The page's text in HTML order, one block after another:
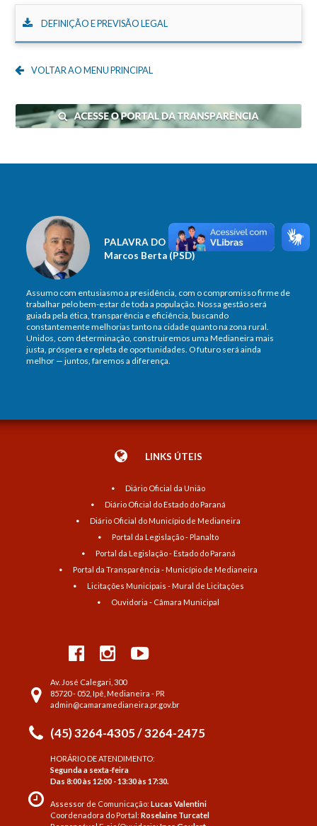
DEFINIÇÃO E PREVISÃO LEGAL
VOLTAR AO MENU PRINCIPAL
PALAVRA DO PRESIDENTE
Marcos Berta (PSD)
Assumo com entusiasmo a presidência, com o compromisso firme de
trabalhar pelo bem-estar de toda a população. Nossa gestão será
guiada pela ética, transparência e eficiência, buscando
constantemente melhorias tanto na cidade quanto na zona rural.
Unidos, com determinação, construiremos uma Medianeira mais
justa, próspera e repleta de oportunidades. O futuro será ainda
melhor — juntos, faremos a diferença.
LINKS ÚTEIS
Diário Oficial da União
Diário Oficial do Estado do Paraná
Diário Oficial do Município de Medianeira
Portal da Legislação - Planalto
Portal da Legislação - Estado do Paraná
Portal da Transparência - Município de Medianeira
Licitações Municipais - Mural de Licitações
Ouvidoria - Câmara Municipal
Av. José Calegari, 300
85720 - 052, Ipê, Medianeira - PR
admin@camaramedianeira.pr.gov.br
(45) 3264-4305 / 3264-2475
HORÁRIO DE ATENDIMENTO:
Segunda a sexta-feira
Das 8:00 às 12:00 - 13:30 às 17:30.
Assessor de Comunicação:Lucas Valentini
Coordenadora do Portal:Roselaine Turcatel